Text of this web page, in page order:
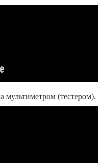
мультиметром (тестером).